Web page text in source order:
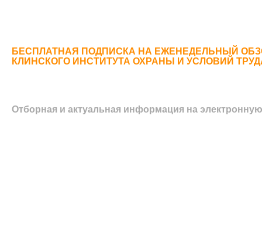
БЕСПЛАТНАЯ ПОДПИСКА НА ЕЖЕНЕДЕЛЬНЫЙ
КЛИНСКОГО ИНСТИТУТА ОХРАНЫ И УСЛОВИЙ
Отборная и актуальная информация на